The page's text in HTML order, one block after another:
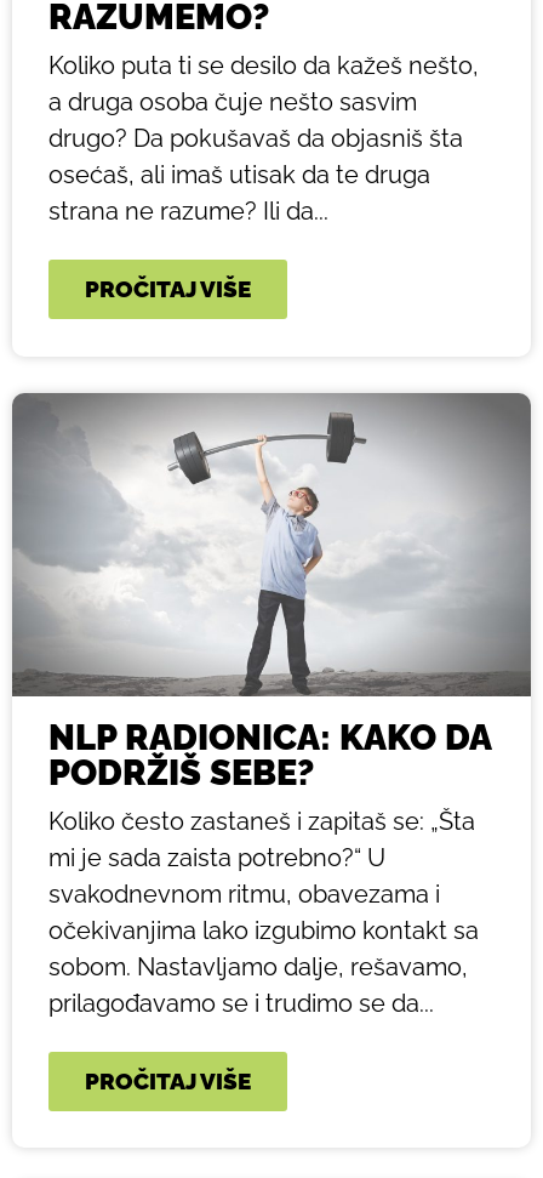
RAZUMEMO?
Koliko puta ti se desilo da kažeš nešto,
a druga osoba čuje nešto sasvim
drugo? Da pokušavaš da objasniš šta
osećaš, ali imaš utisak da te druga
strana ne razume? Ili da...
PROČITAJ VIŠE
NLP RADIONICA: KAKO DA
PODRŽIŠ SEBE?
Koliko često zastaneš i zapitaš se: „Šta
mi je sada zaista potrebno?“ U
svakodnevnom ritmu, obavezama i
očekivanjima lako izgubimo kontakt sa
sobom. Nastavljamo dalje, rešavamo,
prilagođavamo se i trudimo se da...
PROČITAJ VIŠE